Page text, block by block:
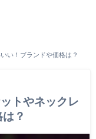
い！ブランドや価格は？
トやネックレ
？